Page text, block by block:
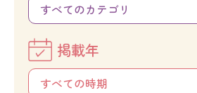
すべてのカテゴリ
掲載年
すべての時期